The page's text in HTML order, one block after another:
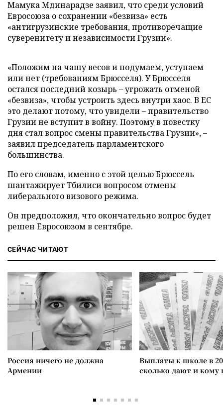
Мамука Мдинарадзе заявил, что среди условий
Евросоюза о сохранении «безвиза» есть
«антигрузинские требования, противоречащие
суверенитету и независимости Грузии».
«Положим на чашу весов и подумаем, уступаем
или нет (требованиям Брюсселя). У Брюсселя
остался последний козырь – угрожать отменой
«безвиза», чтобы устроить здесь внутри хаос. В ЕС
это делают потому, что увидели – правительство
Грузии не вступит в войну. Поэтому в повестку
дня стал вопрос смены правительства Грузии», –
заявил председатель парламентского
большинства.
По его словам, именно с этой целью Брюссель
шантажирует Тбилиси вопросом отмены
либерального визового режима.
Он предположил, что окончательно вопрос будет
решен Евросоюзом в сентябре.
СЕЙЧАС ЧИТАЮТ
Россия ничего не должна
Армении
Выплаты к школе в
сколько дают и